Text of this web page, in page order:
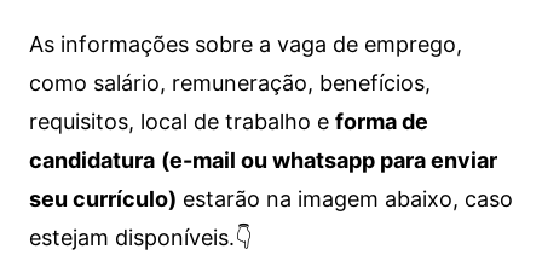
As informações sobre a vaga de emprego,
como salário, remuneração, benefícios,
requisitos, local de trabalho e forma de
candidatura (e-mail ou whatsapp para enviar
seu currículo) estarão na imagem abaixo, caso
estejam disponíveis.👇